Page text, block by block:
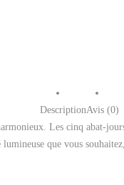
DescriptionAvis (0)
Les cinq abat-
que vous